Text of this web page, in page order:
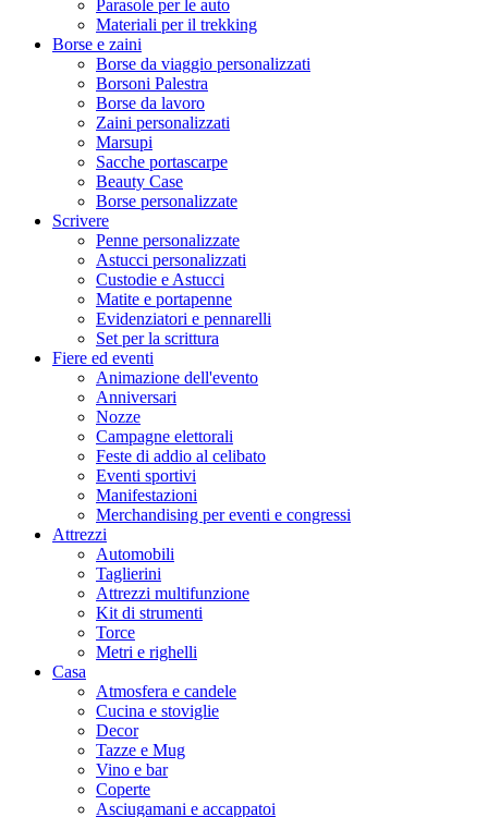
Parasole per le auto
Materiali per il trekking
Borse e zaini
Borse da viaggio personalizzati
Borsoni Palestra
Borse da lavoro
Zaini personalizzati
Marsupi
Sacche portascarpe
Beauty Case
Borse personalizzate
Scrivere
Penne personalizzate
Astucci personalizzati
Custodie e Astucci
Matite e portapenne
Evidenziatori e pennarelli
Set per la scrittura
Fiere ed eventi
Animazione dell'evento
Anniversari
Nozze
Campagne elettorali
Feste di addio al celibato
Eventi sportivi
Manifestazioni
Merchandising per eventi e congressi
Attrezzi
Automobili
Taglierini
Attrezzi multifunzione
Kit di strumenti
Torce
Metri e righelli
Casa
Atmosfera e candele
Cucina e stoviglie
Decor
Tazze e Mug
Vino e bar
Coperte
Asciugamani e accappatoi